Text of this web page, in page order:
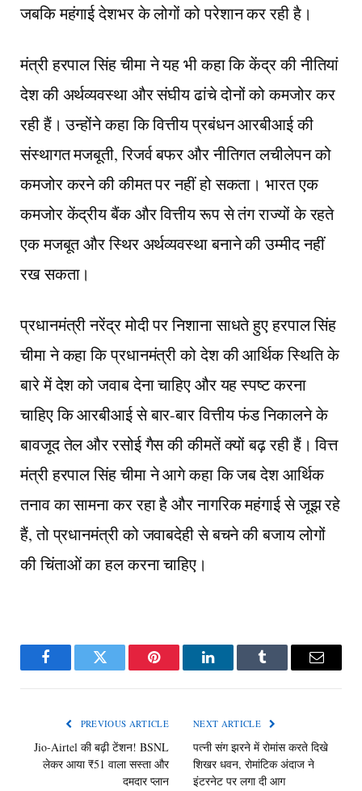
जबकि महंगाई देशभर के लोगों को परेशान कर रही है।
मंत्री हरपाल सिंह चीमा ने यह भी कहा कि केंद्र की नीतियां
देश की अर्थव्यवस्था और संघीय ढांचे दोनों को कमजोर कर
रही हैं। उन्होंने कहा कि वित्तीय प्रबंधन आरबीआई की
संस्थागत मजबूती, रिजर्व बफर और नीतिगत लचीलेपन को
कमजोर करने की कीमत पर नहीं हो सकता। भारत एक
कमजोर केंद्रीय बैंक और वित्तीय रूप से तंग राज्यों के रहते
एक मजबूत और स्थिर अर्थव्यवस्था बनाने की उम्मीद नहीं
रख सकता।
प्रधानमंत्री नरेंद्र मोदी पर निशाना साधते हुए हरपाल सिंह
चीमा ने कहा कि प्रधानमंत्री को देश की आर्थिक स्थिति के
बारे में देश को जवाब देना चाहिए और यह स्पष्ट करना
चाहिए कि आरबीआई से बार-बार वित्तीय फंड निकालने के
बावजूद तेल और रसोई गैस की कीमतें क्यों बढ़ रही हैं। वित्त
मंत्री हरपाल सिंह चीमा ने आगे कहा कि जब देश आर्थिक
तनाव का सामना कर रहा है और नागरिक महंगाई से जूझ रहे
हैं, तो प्रधानमंत्री को जवाबदेही से बचने की बजाय लोगों
की चिंताओं का हल करना चाहिए।
FacebookTwitter Pinterest LinkedInTumblr Email
PREVIOUS ARTICLE
Jio-Airtel की बढ़ी टेंशन! BSNL
लेकर आया ₹51 वाला सस्ता और
दमदार प्लान
NEXT ARTICLE
पत्नी संग झरने में रोमांस करते दिखे
शिखर धवन, रोमांटिक अंदाज ने
इंटरनेट पर लगा दी आग